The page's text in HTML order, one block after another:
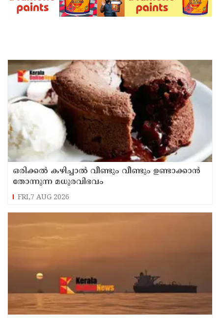
ഒരിക്കൽ കഴിച്ചാൽ വീണ്ടും വീണ്ടും ഉണ്ടാക്കാൻ
തോന്നുന്ന മധുരവിഭവം
FRI,7 AUG 2026